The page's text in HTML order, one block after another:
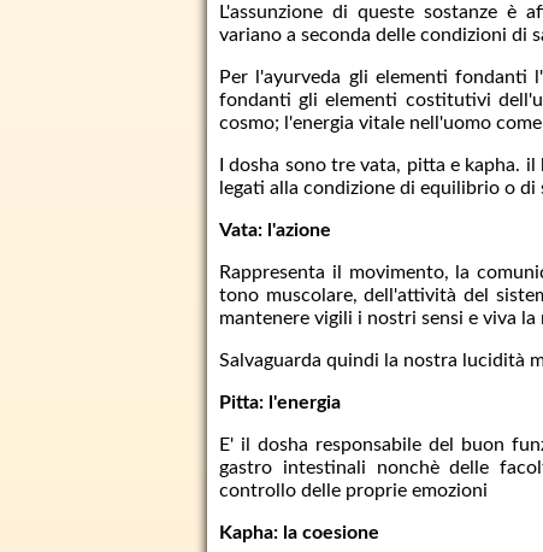
L'assunzione di queste sostanze è
variano a seconda delle condizioni di
Per l'ayurveda gli elementi fondanti
fondanti gli elementi costitutivi
cosmo; l'energia vitale nell'uomo
I dosha sono tre vata, pitta e kapha.
legati alla condizione di equilibrio o
Vata: l'azione
Rappresenta il movimento, la
tono muscolare, dell'attività del
mantenere vigili i nostri sensi e viva la
Salvaguarda quindi la nostra lucidità
Pitta: l'energia
E' il dosha responsabile del buon
gastro intestinali nonchè delle
controllo delle proprie emozioni
Kapha: la coesione